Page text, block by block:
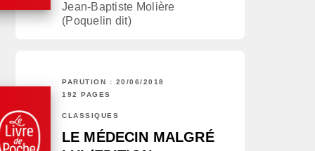
Jean-Baptiste Molière
(Poquelin dit)
PARUTION : 20/06/2018
192 PAGES
CLASSIQUES
LE MÉDECIN MALGRÉ